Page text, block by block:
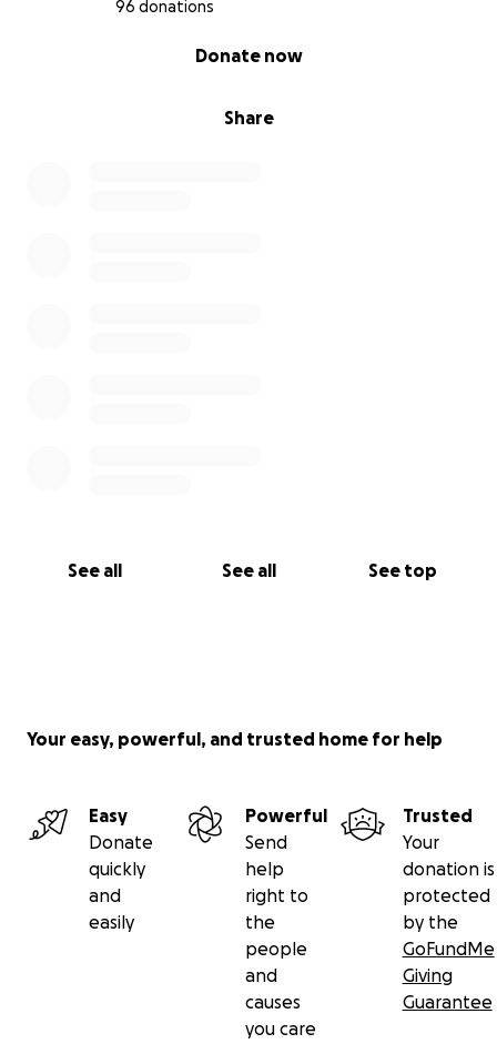
96 donations
Share
Donate now
See all See all See top
Your easy, powerful, and trusted home for help
Easy
Donate
quickly
and
easily
Powerful
Send
help
right to
the
people
and
causes
you care
Trusted
Your
donation is
protected
by the
GoFundMe
Giving
Guarantee